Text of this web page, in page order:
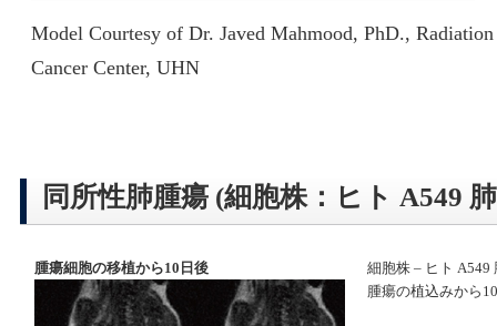
Model Courtesy of Dr. Javed Mahmood, PhD.,
Cancer Center, UHN
同所性肺腫瘍 (細胞株：ヒト A549
腫瘍細胞の移植から10日後
細胞株 – ヒト
腫瘍の植込みから